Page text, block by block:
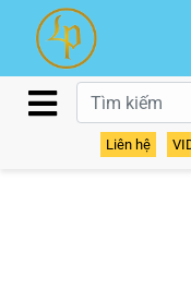
Liên hệ